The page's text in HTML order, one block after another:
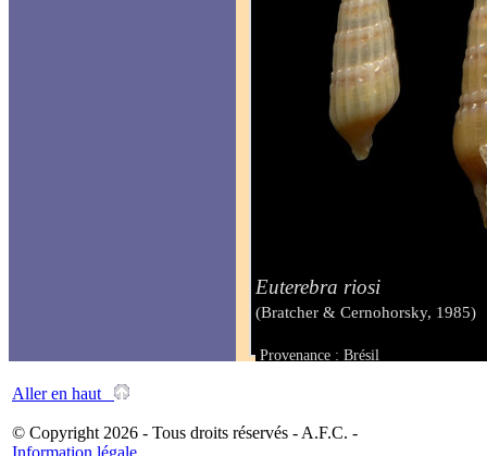
Euterebra riosi
(Bratcher & Cernohorsky, 1985)
Provenance : Brésil
Aller en haut
© Copyright 2026 - Tous droits réservés - A.F.C. -
Information légale.